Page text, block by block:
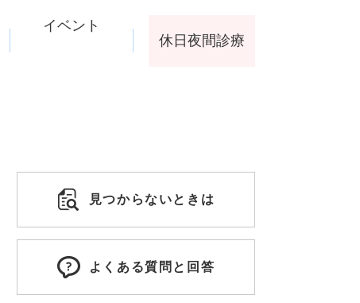
イベント
休日夜間診療
見つからないときは
よくある質問と回答